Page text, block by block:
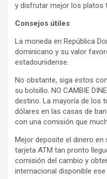
y disfrutar mejor los platos
Consejos útiles
La moneda en República
dominicano y su valor
estadounidense.
No obstante, siga estos
su bolsillo. NO CAMBIE
destino. La mayoría de los
dólares en las casas de
con una comisión que
Mejor deposite el dinero en
tarjeta ATM tan pronto
comisión del cambio y
internacional disponible ese